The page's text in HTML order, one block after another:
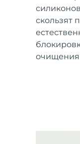
скользят
очищения